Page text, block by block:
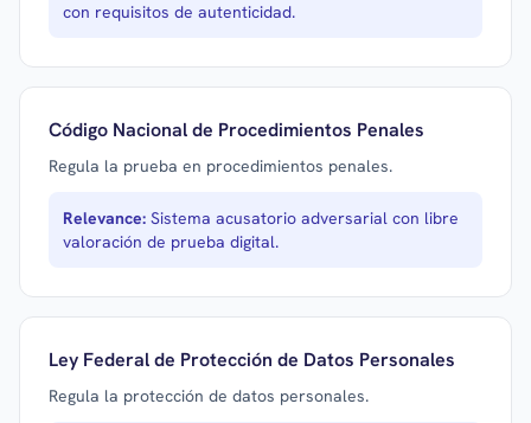
con requisitos de autenticidad.
Código Nacional de Procedimientos Penales
Regula la prueba en procedimientos penales.
Relevance: Sistema acusatorio adversarial con libre
valoración de prueba digital.
Ley Federal de Protección de Datos Personales
Regula la protección de datos personales.